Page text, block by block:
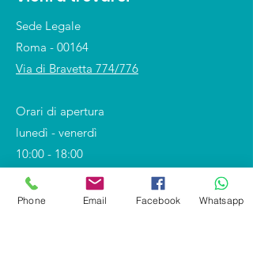
Sede Legale
Roma - 00164
Via di Bravetta 774/776
Orari di apertura
lunedì - venerdì
10:00 - 18:00
Phone Email Facebook Whatsapp